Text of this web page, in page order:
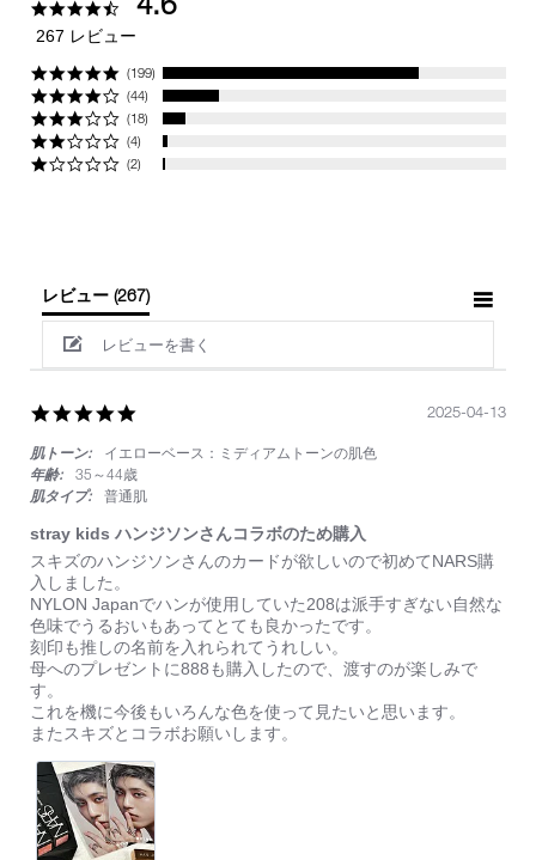
4.6
267 レビュー
(199)
(44)
(18)
(4)
(2)
レビュー (267)
レビューを書く
rating
肌トーン:
イエローベース：ミディアムトーンの肌色
年齢:
35～44歳
肌タイプ:
普通肌
stray kids ハンジソンさんコラボのため購入
Review
by
on
13
Apr
2025
review
stating
stray
kids
ハ
ン
ジ
ソ
ン
さ
ん
コ
ラ
ボ
の
スキズのハンジソンさんのカードが欲しいので初めてNARS購
入しました。
NYLON Japanでハンが使用していた208は派手すぎない自然な
色味でうるおいもあってとても良かったです。
刻印も推しの名前を入れられてうれしい。
母へのプレゼントに888も購入したので、渡すのが楽しみで
す。
これを機に今後もいろんな色を使って見たいと思います。
またスキズとコラボお願いします。
2025-04-13